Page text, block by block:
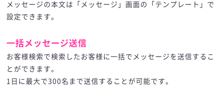
メッセージの本文は「メッセージ」画面の「テンプレート」で
設定できます。
一括メッセージ送信
お客様検索で検索したお客様に一括でメッセージを送信するこ
とができます。
1日に最大で300名まで送信することが可能です。